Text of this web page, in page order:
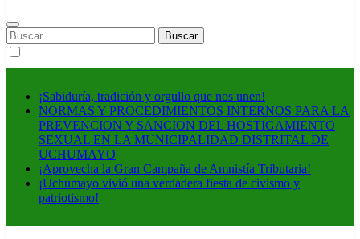
Buscar:
¡Sabiduría, tradición y orgullo que nos unen!
NORMAS Y PROCEDIMIENTOS INTERNOS PARA LA
PREVENCION Y SANCION DEL HOSTIGAMIENTO
SEXUAL EN LA MUNICIPALIDAD DISTRITAL DE
UCHUMAYO
¡Aprovecha la Gran Campaña de Amnistía Tributaria!
¡Uchumayo vivió una verdadera fiesta de civismo y
patriotismo!